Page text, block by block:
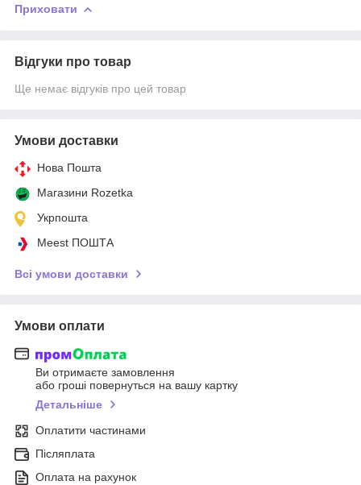
Приховати
Відгуки про товар
Ще немає відгуків про цей товар
Умови доставки
Нова Пошта
Магазини Rozetka
Укрпошта
Meest ПОШТА
Всі умови доставки
Умови оплати
Ви отримаєте замовлення
або гроші повернуться на вашу картку
Детальніше
Оплатити частинами
Післяплата
Оплата на рахунок